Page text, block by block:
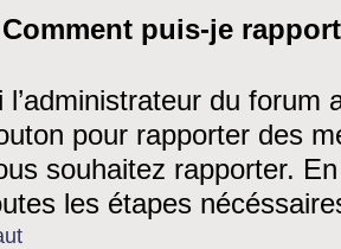
puis-je
l’administrateur du forum
pour rapporter des
souhaitez rapporter.
les étapes